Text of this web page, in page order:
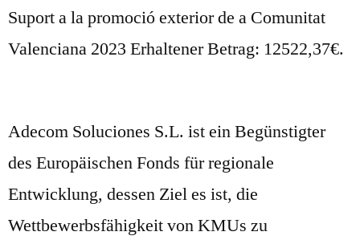
Suport a la promoció exterior de a Comunitat
Valenciana 2023 Erhaltener Betrag: 12522,37€.
Adecom Soluciones S.L. ist ein Begünstigter
des Europäischen Fonds für regionale
Entwicklung, dessen Ziel es ist, die
Wettbewerbsfähigkeit von KMUs zu